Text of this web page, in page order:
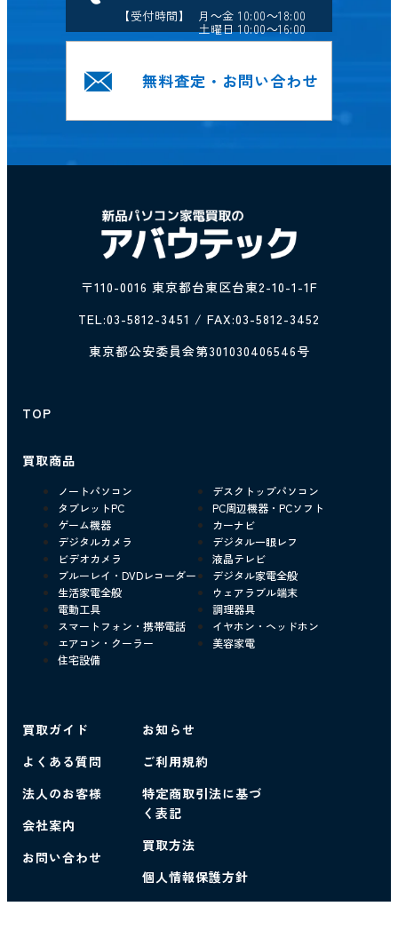
【受付時間】 月～金 10:00～18:00
土曜日 10:00～16:00
無料査定・お問い合わせ
〒110-0016 東京都台東区台東2-10-1-1F
TEL:03-5812-3451 / FAX:03-5812-3452
東京都公安委員会第301030406546号
TOP
買取商品
ノートパソコン
デスクトップパソコン
タブレットPC
PC周辺機器・PCソフト
ゲーム機器
カーナビ
デジタルカメラ
デジタル一眼レフ
ビデオカメラ
液晶テレビ
ブルーレイ・DVDレコーダー
デジタル家電全般
生活家電全般
ウェアラブル端末
電動工具
調理器具
スマートフォン・携帯電話
イヤホン・ヘッドホン
エアコン・クーラー
美容家電
住宅設備
買取ガイド
よくある質問
法人のお客様
会社案内
お問い合わせ
お知らせ
ご利用規約
特定商取引法に基づ
く表記
買取方法
個人情報保護方針